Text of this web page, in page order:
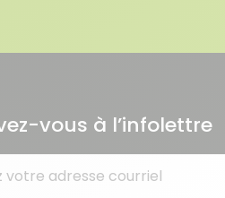
vous à l’infolettre